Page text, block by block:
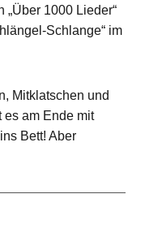
„Über 1000 Lieder“
Schlange“ im
Mitklatschen und
es am Ende mit
Bett! Aber